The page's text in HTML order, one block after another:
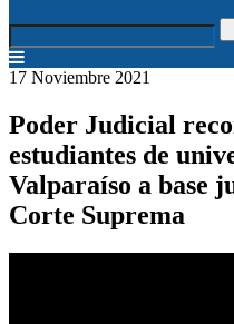
17 Noviembre 2021
Poder Judicial
estudiantes de
Valparaíso a base
Corte Suprema